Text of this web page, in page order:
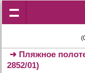
➜ Пляжное
2852/01)